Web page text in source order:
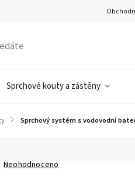
Sprchové kouty a zástěny
/ Sprchový systém s vodovodní
Neohodnoceno